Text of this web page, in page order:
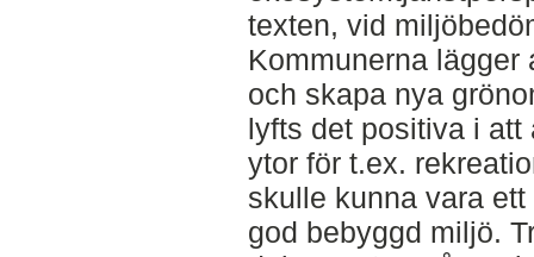
texten, vid
Kommunerna
och skapa nya
lyfts det positiva i
ytor för t.ex.
skulle kunna vara
god bebyggd miljö.